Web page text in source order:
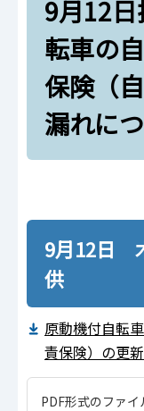
9月12
償責任
9月12
転車の
保険（
漏れに
9月12日
供
原動機付自転
責保険）の更
PDF形式のファ